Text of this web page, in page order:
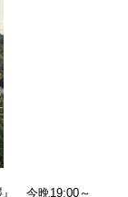
』 今晩19:00～